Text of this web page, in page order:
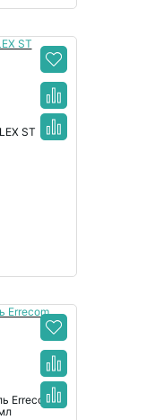
ST
Errecom